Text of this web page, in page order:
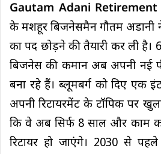
Gautam Adani Retirement
के मशहूर बिजनेसमैन गौतम अडानी
का पद छोड़ने की तैयारी कर ली है।
बिजनेस की कमान अब अपनी नई
बना रहे हैं। ब्लूमबर्ग को दिए एक
अपनी रिटायरमेंट के टॉपिक पर
कि वे अब सिर्फ 8 साल और काम
रिटायर हो जाएंगे। 2030 से